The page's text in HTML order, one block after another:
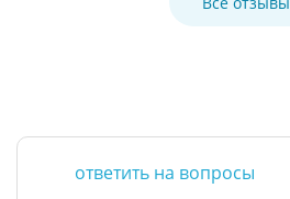
ответить на вопросы